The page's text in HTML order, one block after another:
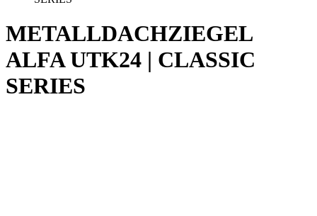
METALLDACHZIEGEL
ALFA UTK24 | CLASSIC
SERIES